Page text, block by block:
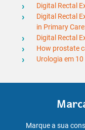
Digital Rectal
Digital Rectal
in Primary
Digital Rectal
How prostate
Urologia em
Marque a sua